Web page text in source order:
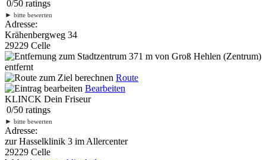
0/50 ratings
► bitte bewerten
Adresse:
Krähenbergweg 34
29229 Celle
371 m von Groß Hehlen (Zentrum)
entfernt
Route
Bearbeiten
KLINCK Dein Friseur
0/50 ratings
► bitte bewerten
Adresse:
zur Hasselklinik 3 im Allercenter
29229 Celle